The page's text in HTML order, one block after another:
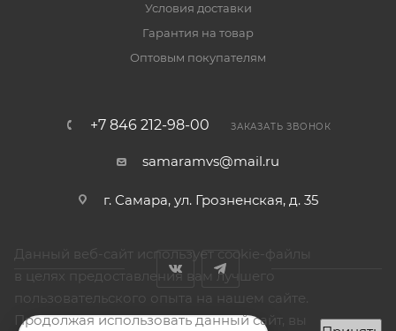
Условия доставки
Гарантия на товар
Оптовым покупателям
+7 846 212-98-00 ЗАКАЗАТЬ ЗВОНОК
samaramvs@mail.ru
г. Самара, ул. Грозненская, д. 35
Данный веб-сайт использует cookie-файлы
в целях предоставления вам лучшего
пользовательского опыта на нашем сайте.
Продолжая использовать данный сайт, вы